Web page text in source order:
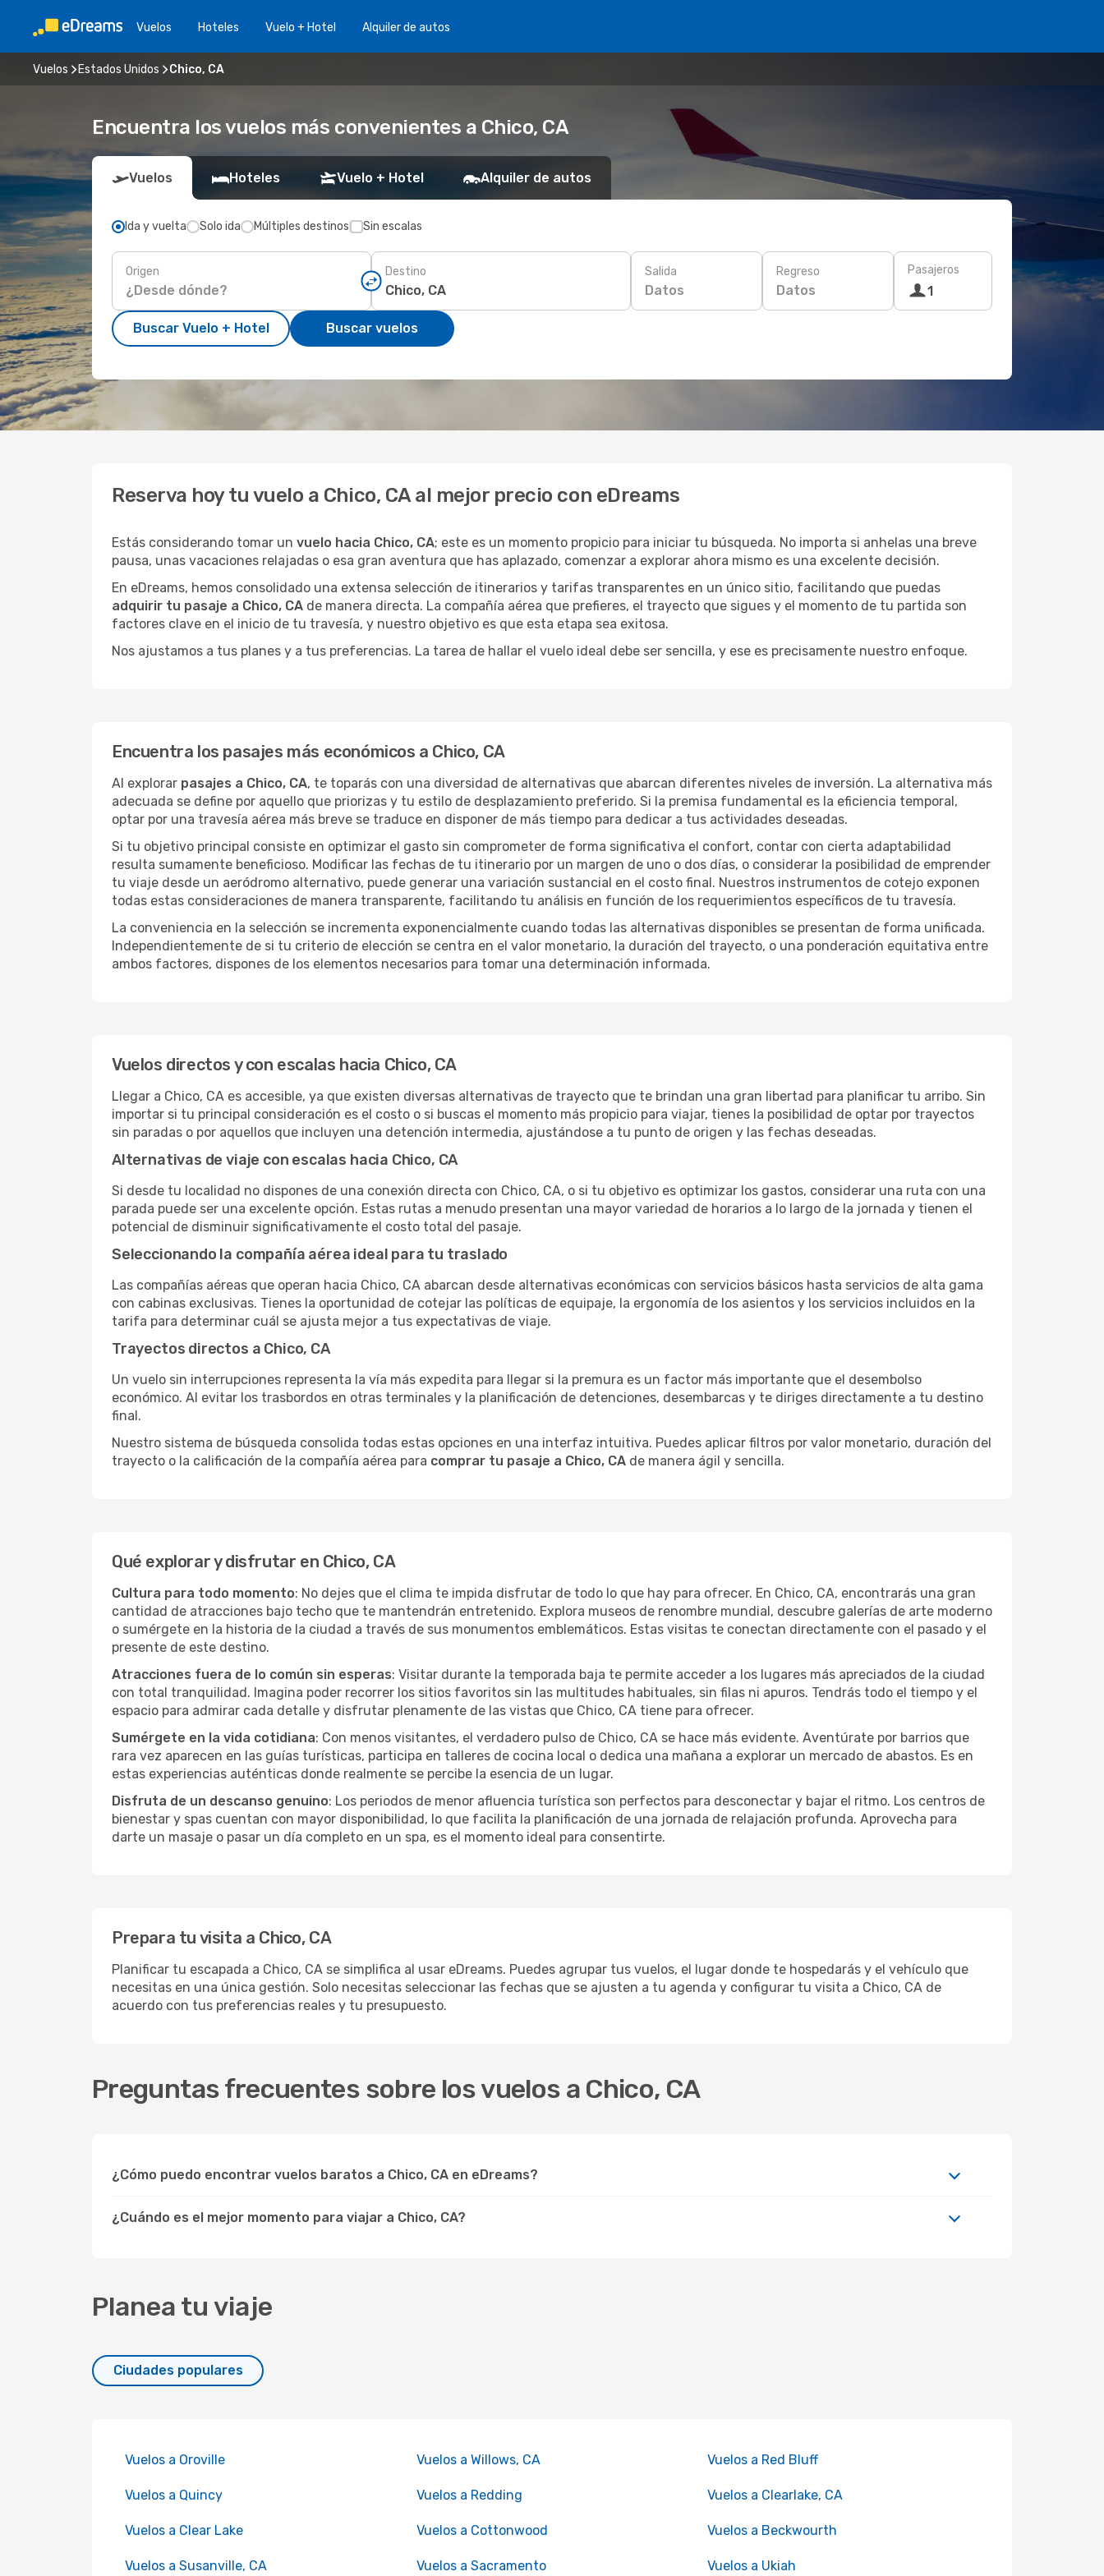
Vuelos Hoteles Vuelo + Hotel Alquiler de autos
Vuelos Estados Unidos Chico, CA
Encuentra los vuelos más convenientes a Chico, CA
Vuelos Hoteles Vuelo + Hotel Alquiler de autos
Ida y vuelta Solo ida Múltiples destinos Sin escalas
Origen Destino Salida
Datos
Regreso
Datos
Pasajeros
1
Buscar Vuelo + Hotel Buscar vuelos
Reserva hoy tu vuelo a Chico, CA al mejor precio con eDreams
Estás considerando tomar un vuelo hacia Chico, CA; este es un momento propicio para iniciar tu búsqueda. No importa si anhelas una breve
pausa, unas vacaciones relajadas o esa gran aventura que has aplazado, comenzar a explorar ahora mismo es una excelente decisión.
En eDreams, hemos consolidado una extensa selección de itinerarios y tarifas transparentes en un único sitio, facilitando que puedas
adquirir tu pasaje a Chico, CA de manera directa. La compañía aérea que prefieres, el trayecto que sigues y el momento de tu partida son
factores clave en el inicio de tu travesía, y nuestro objetivo es que esta etapa sea exitosa.
Nos ajustamos a tus planes y a tus preferencias. La tarea de hallar el vuelo ideal debe ser sencilla, y ese es precisamente nuestro enfoque.
Encuentra los pasajes más económicos a Chico, CA
Al explorar pasajes a Chico, CA, te toparás con una diversidad de alternativas que abarcan diferentes niveles de inversión. La alternativa más
adecuada se define por aquello que priorizas y tu estilo de desplazamiento preferido. Si la premisa fundamental es la eficiencia temporal,
optar por una travesía aérea más breve se traduce en disponer de más tiempo para dedicar a tus actividades deseadas.
Si tu objetivo principal consiste en optimizar el gasto sin comprometer de forma significativa el confort, contar con cierta adaptabilidad
resulta sumamente beneficioso. Modificar las fechas de tu itinerario por un margen de uno o dos días, o considerar la posibilidad de emprender
tu viaje desde un aeródromo alternativo, puede generar una variación sustancial en el costo final. Nuestros instrumentos de cotejo exponen
todas estas consideraciones de manera transparente, facilitando tu análisis en función de los requerimientos específicos de tu travesía.
La conveniencia en la selección se incrementa exponencialmente cuando todas las alternativas disponibles se presentan de forma unificada.
Independientemente de si tu criterio de elección se centra en el valor monetario, la duración del trayecto, o una ponderación equitativa entre
ambos factores, dispones de los elementos necesarios para tomar una determinación informada.
Vuelos directos y con escalas hacia Chico, CA
Llegar a Chico, CA es accesible, ya que existen diversas alternativas de trayecto que te brindan una gran libertad para planificar tu arribo. Sin
importar si tu principal consideración es el costo o si buscas el momento más propicio para viajar, tienes la posibilidad de optar por trayectos
sin paradas o por aquellos que incluyen una detención intermedia, ajustándose a tu punto de origen y las fechas deseadas.
Alternativas de viaje con escalas hacia Chico, CA
Si desde tu localidad no dispones de una conexión directa con Chico, CA, o si tu objetivo es optimizar los gastos, considerar una ruta con una
parada puede ser una excelente opción. Estas rutas a menudo presentan una mayor variedad de horarios a lo largo de la jornada y tienen el
potencial de disminuir significativamente el costo total del pasaje.
Seleccionando la compañía aérea ideal para tu traslado
Las compañías aéreas que operan hacia Chico, CA abarcan desde alternativas económicas con servicios básicos hasta servicios de alta gama
con cabinas exclusivas. Tienes la oportunidad de cotejar las políticas de equipaje, la ergonomía de los asientos y los servicios incluidos en la
tarifa para determinar cuál se ajusta mejor a tus expectativas de viaje.
Trayectos directos a Chico, CA
Un vuelo sin interrupciones representa la vía más expedita para llegar si la premura es un factor más importante que el desembolso
económico. Al evitar los trasbordos en otras terminales y la planificación de detenciones, desembarcas y te diriges directamente a tu destino
final.
Nuestro sistema de búsqueda consolida todas estas opciones en una interfaz intuitiva. Puedes aplicar filtros por valor monetario, duración del
trayecto o la calificación de la compañía aérea para comprar tu pasaje a Chico, CA de manera ágil y sencilla.
Qué explorar y disfrutar en Chico, CA
Cultura para todo momento: No dejes que el clima te impida disfrutar de todo lo que hay para ofrecer. En Chico, CA, encontrarás una gran
cantidad de atracciones bajo techo que te mantendrán entretenido. Explora museos de renombre mundial, descubre galerías de arte moderno
o sumérgete en la historia de la ciudad a través de sus monumentos emblemáticos. Estas visitas te conectan directamente con el pasado y el
presente de este destino.
Atracciones fuera de lo común sin esperas: Visitar durante la temporada baja te permite acceder a los lugares más apreciados de la ciudad
con total tranquilidad. Imagina poder recorrer los sitios favoritos sin las multitudes habituales, sin filas ni apuros. Tendrás todo el tiempo y el
espacio para admirar cada detalle y disfrutar plenamente de las vistas que Chico, CA tiene para ofrecer.
Sumérgete en la vida cotidiana: Con menos visitantes, el verdadero pulso de Chico, CA se hace más evidente. Aventúrate por barrios que
rara vez aparecen en las guías turísticas, participa en talleres de cocina local o dedica una mañana a explorar un mercado de abastos. Es en
estas experiencias auténticas donde realmente se percibe la esencia de un lugar.
Disfruta de un descanso genuino: Los periodos de menor afluencia turística son perfectos para desconectar y bajar el ritmo. Los centros de
bienestar y spas cuentan con mayor disponibilidad, lo que facilita la planificación de una jornada de relajación profunda. Aprovecha para
darte un masaje o pasar un día completo en un spa, es el momento ideal para consentirte.
Prepara tu visita a Chico, CA
Planificar tu escapada a Chico, CA se simplifica al usar eDreams. Puedes agrupar tus vuelos, el lugar donde te hospedarás y el vehículo que
necesitas en una única gestión. Solo necesitas seleccionar las fechas que se ajusten a tu agenda y configurar tu visita a Chico, CA de
acuerdo con tus preferencias reales y tu presupuesto.
Preguntas frecuentes sobre los vuelos a Chico, CA
¿Cómo puedo encontrar vuelos baratos a Chico, CA en eDreams?
¿Cuándo es el mejor momento para viajar a Chico, CA?
Planea tu viaje
Ciudades populares
Vuelos a Oroville Vuelos a Willows, CA Vuelos a Red Bluff
Vuelos a Quincy Vuelos a Redding Vuelos a Clearlake, CA
Vuelos a Clear Lake Vuelos a Cottonwood Vuelos a Beckwourth
Vuelos a Susanville, CA Vuelos a Sacramento Vuelos a Ukiah